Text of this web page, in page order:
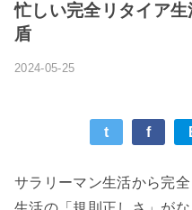
忙しい完全リタイア
盾
2024-05-25
t f
サラリーマン生活から完